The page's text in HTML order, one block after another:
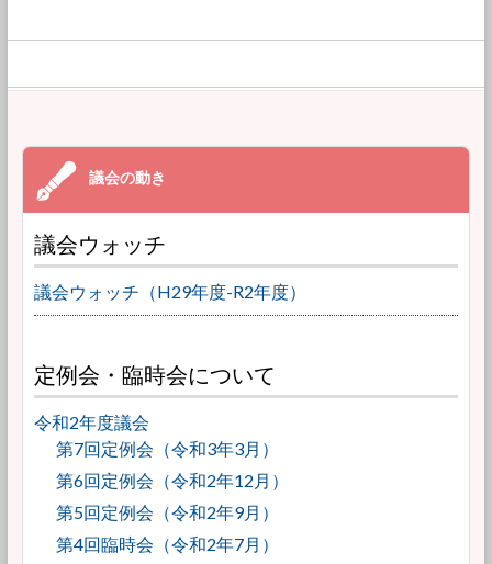
議会ウォッチ
議会ウォッチ（H29年度-R2年度）
定例会・臨時会について
令和2年度議会
第7回定例会（令和3年3月）
第6回定例会（令和2年12月）
第5回定例会（令和2年9月）
第4回臨時会（令和2年7月）